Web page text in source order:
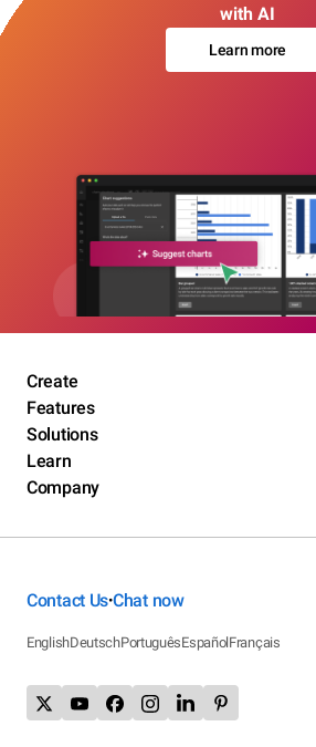
with AI
Learn more
Create
Features
Solutions
Learn
Company
Contact Us•Chat now
EnglishDeutschPortuguêsEspañolFrançais